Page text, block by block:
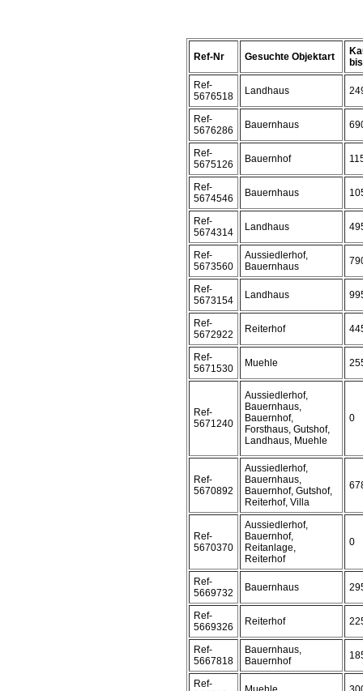
Ref-Nr Gesuchte Objektart
Ref-
5676518
Landhaus
Ref-
5676286
Bauernhaus
Ref-
5675126
Bauernhof
Ref-
5674546
Bauernhaus
Ref-
5674314
Landhaus
Ref-
5673560
Aussiedlerhof,
Bauernhaus
Ref-
5673154
Landhaus
Ref-
5672922
Reiterhof
Ref-
5671530
Muehle
Ref-
5671240
Aussiedlerhof,
Bauernhaus,
Bauernhof,
Forsthaus, Gutshof,
Landhaus, Muehle
0
Ref-
5670892
Aussiedlerhof,
Bauernhaus,
Bauernhof, Gutshof,
Reiterhof, Villa
Ref-
5670370
Aussiedlerhof,
Bauernhof,
Reitanlage,
Reiterhof
0
Ref-
5669732
Bauernhaus
Ref-
5669326
Reiterhof
Ref-
5667818
Bauernhaus,
Bauernhof
Ref-